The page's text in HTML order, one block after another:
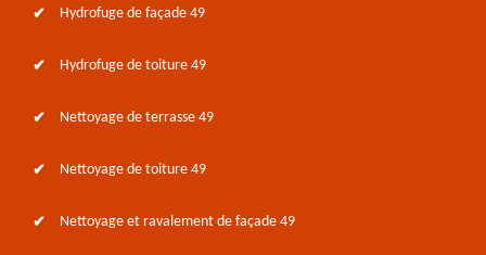
Hydrofuge de façade 49
Hydrofuge de toiture 49
Nettoyage de terrasse 49
Nettoyage de toiture 49
Nettoyage et ravalement de façade 49